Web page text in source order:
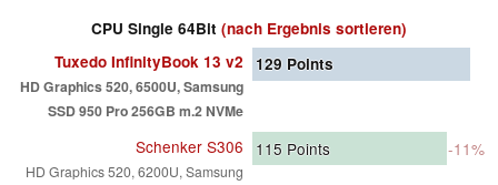
CPU Single 64Bit (nach Ergebnis sortieren)
Tuxedo InfinityBook 13 v2
HD Graphics 520, 6500U, Samsung
SSD 950 Pro 256GB m.2 NVMe
129 Points
Schenker S306
HD Graphics 520, 6200U, Samsung
115 Points -11%